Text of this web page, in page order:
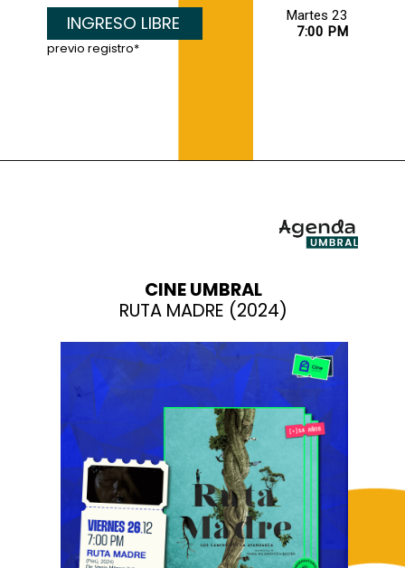
INGRESO LIBRE
7:00 PM
previo registro*
CINE UMBRAL
RUTA MADRE (2024)